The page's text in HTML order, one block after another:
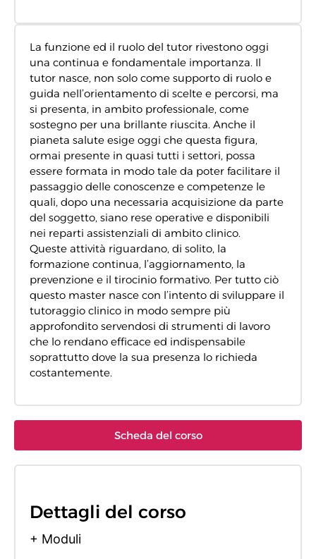
La funzione ed il ruolo del tutor rivestono oggi
una continua e fondamentale importanza. Il
tutor nasce, non solo come supporto di ruolo e
guida nell’orientamento di scelte e percorsi, ma
si presenta, in ambito professionale, come
sostegno per una brillante riuscita. Anche il
pianeta salute esige oggi che questa figura,
ormai presente in quasi tutti i settori, possa
essere formata in modo tale da poter facilitare il
passaggio delle conoscenze e competenze le
quali, dopo una necessaria acquisizione da parte
del soggetto, siano rese operative e disponibili
nei reparti assistenziali di ambito clinico.
Queste attività riguardano, di solito, la
formazione continua, l’aggiornamento, la
prevenzione e il tirocinio formativo. Per tutto ciò
questo master nasce con l’intento di sviluppare il
tutoraggio clinico in modo sempre più
approfondito servendosi di strumenti di lavoro
che lo rendano efficace ed indispensabile
soprattutto dove la sua presenza lo richieda
costantemente.
Scheda del corso
Dettagli del corso
+ Moduli